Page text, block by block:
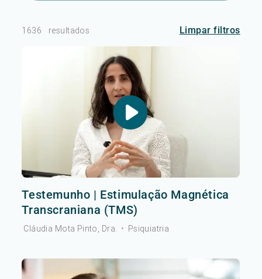
1636 resultados Limpar filtros
Testemunho | Estimulação Magnética
Transcraniana (TMS)
Cláudia Mota Pinto, Dra. • Psiquiatria